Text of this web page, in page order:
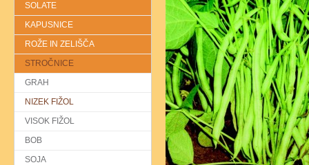
SOLATE
KAPUSNICE
ROŽE IN ZELIŠČA
STROČNICE
GRAH
NIZEK FIŽOL
VISOK FIŽOL
BOB
SOJA